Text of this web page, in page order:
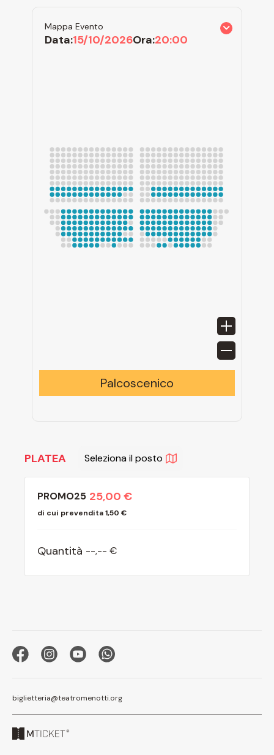
Mappa Evento
Data:15/10/2026Ora:20:00
Palcoscenico
PLATEA Seleziona il posto
PROMO25 25,00 €
di cui prevendita 1,50 €
Quantità --,-- €
biglietteria@teatromenotti.org